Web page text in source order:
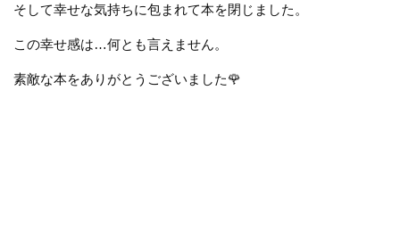
そして幸せな気持ちに包まれて本を閉じました。
この幸せ感は…何とも言えません。
素敵な本をありがとうございました🌹